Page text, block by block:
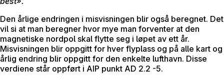
Den årlige endringen i misvisningen blir også beregnet. Det
vil si at man beregner hvor mye man forventer at den
magnetiske nordpol skal flytte seg i løpet av ett år.
Misvisningen blir oppgitt for hver flyplass og på alle kart og
årlig endring blir oppgitt for den enkelte lufthavn. Disse
verdiene står oppført i AIP punkt AD 2.2 -5.